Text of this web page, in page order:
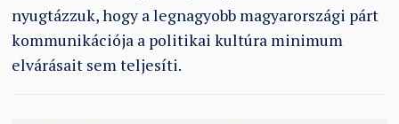
nyugtázzuk, hogy a legnagyobb magyarországi párt
kommunikációja a politikai kultúra minimum
elvárásait sem teljesíti.